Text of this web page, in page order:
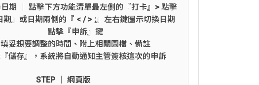
期 │ 點擊下方功能清單最左側的『打卡』> 點擊
期』或日期兩側的『 < / > ;』左右鍵圖示切換日期
點擊『申訴』鍵
填妥想要調整的時間、附上相關圖檔、備註
儲存』，系統將自動通知主管簽核這次的申訴
STEP │ 網頁版